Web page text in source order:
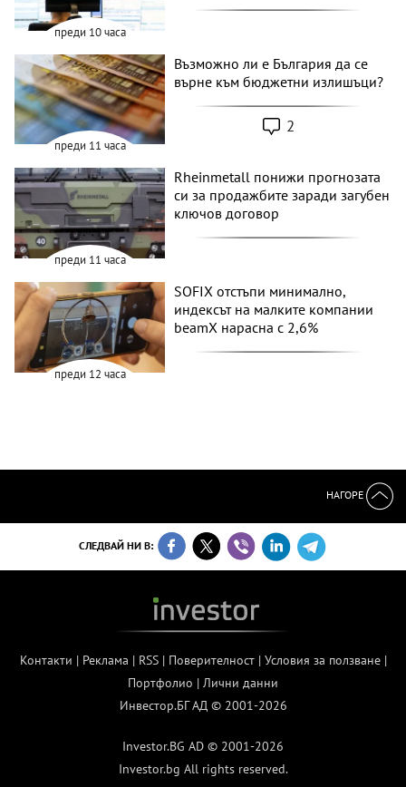
преди 10 часа
преди 11 часа
Възможно ли е България да се
върне към бюджетни излишъци?
2
преди 11 часа
Rheinmetall понижи прогнозата
си за продажбите заради загубен
ключов договор
преди 12 часа
SOFIX отстъпи минимално,
индексът на малките компании
beamX нарасна с 2,6%
НАГОРЕ
СЛЕДВАЙ НИ В:
Контакти | Реклама | RSS| Поверителност| Условия за ползване|
Портфолио | Лични данни
Инвестор.БГ АД © 2001-2026
Investor.BG AD © 2001-2026
Investor.bg All rights reserved.